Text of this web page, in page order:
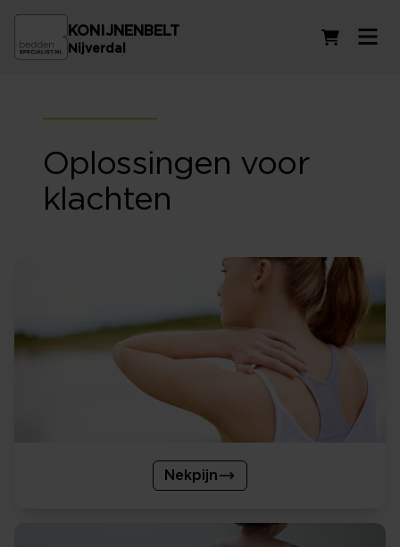
KONIJNENBELT
Nijverdal
Oplossingen voor
klachten
Nekpijn